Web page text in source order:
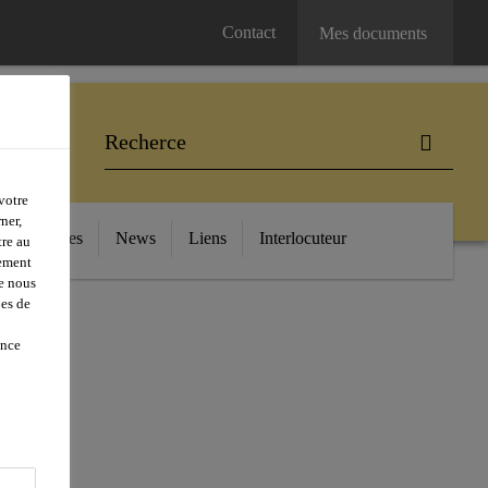
Contact Mes documents
et astuces News Liens Interlocuteur
au
nous
de